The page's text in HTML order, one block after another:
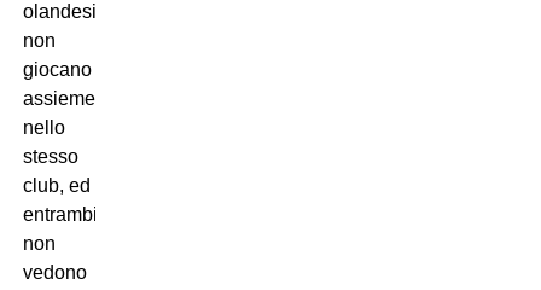
olandesi
non
giocano
assieme
nello
stesso
club, ed
entrambi
non
vedono